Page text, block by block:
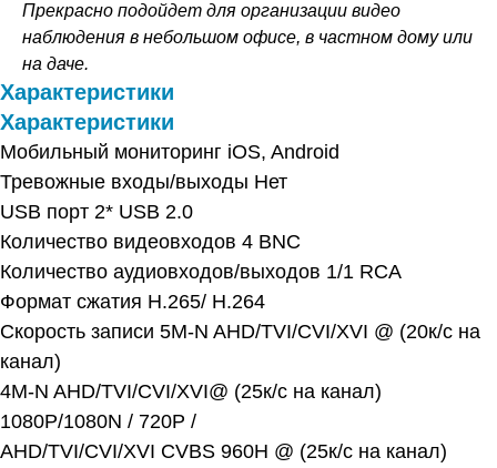
Прекрасно подойдет для организации видео
наблюдения в небольшом офисе, в частном дому или
на даче.
Характеристики
Характеристики
Мобильный мониторинг iOS, Android
Тревожные входы/выходы Нет
USB порт 2* USB 2.0
Количество видеовходов 4 BNC
Количество аудиовходов/выходов 1/1 RCA
Формат сжатия H.265/ H.264
Скорость записи 5M-N AHD/TVI/CVI/XVI @ (20к/с на
канал)
4M-N AHD/TVI/CVI/XVI@ (25к/с на канал)
1080P/1080N / 720P /
AHD/TVI/CVI/XVI CVBS 960Н @ (25к/с на канал)